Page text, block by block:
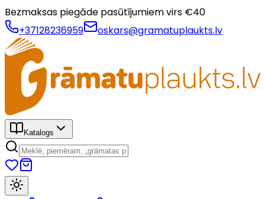
Bezmaksas piegāde pasūtījumiem virs €40
+37128236959
oskars@gramatuplaukts.lv
Katalogs